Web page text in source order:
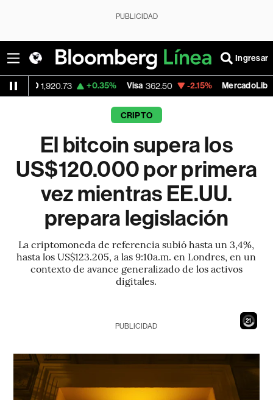
PUBLICIDAD
Ingresar
+0.35% Visa 362.50 -2.15% MercadoLibre 1,821.795
CRIPTO
El bitcoin supera los
US$120.000 por primera
vez mientras EE.UU.
prepara legislación
La criptomoneda de referencia subió hasta un 3,4%,
hasta los US$123.205, a las 9:10a.m. en Londres, en un
contexto de avance generalizado de los activos
digitales.
19
PUBLICIDAD